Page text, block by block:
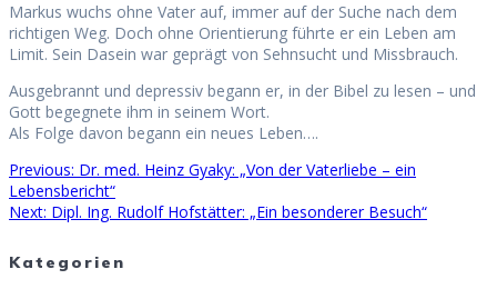
Markus wuchs ohne Vater auf, immer auf der Suche nach dem
richtigen Weg. Doch ohne Orientierung führte er ein Leben am
Limit. Sein Dasein war geprägt von Sehnsucht und Missbrauch.
Ausgebrannt und depressiv begann er, in der Bibel zu lesen – und
Gott begegnete ihm in seinem Wort.
Als Folge davon begann ein neues Leben….
Beitragsnavigation
Previous: Previous
post:
Dr. med. Heinz Gyaky: „Von der Vaterliebe – ein
Lebensbericht“
Next: Next
Dipl. Ing. Rudolf Hofstätter: „Ein besonderer Besuch“
Kategorien